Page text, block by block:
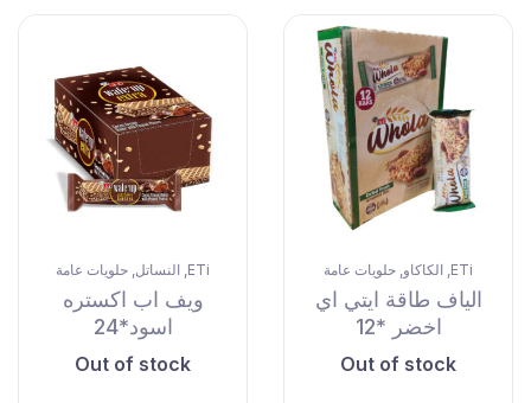
ETi
, الكاكاو, حلويات عامة
الياف طاقة ايتي اي
اخضر *12
Out of stock
ETi
, النساتل, حلويات عامة
ويف اب اكستره
اسود*24
Out of stock